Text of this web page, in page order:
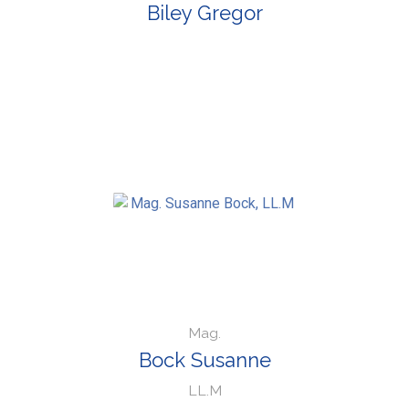
Biley Gregor
Mag.
Bock Susanne
LL.M